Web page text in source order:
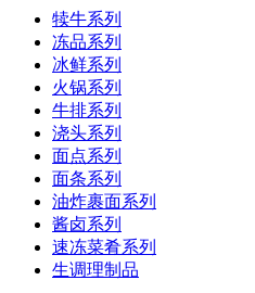
犊牛系列
冻品系列
冰鲜系列
火锅系列
牛排系列
浇头系列
面点系列
面条系列
油炸裹面系列
酱卤系列
速冻菜肴系列
生调理制品